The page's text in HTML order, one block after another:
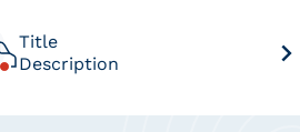
Title
Description